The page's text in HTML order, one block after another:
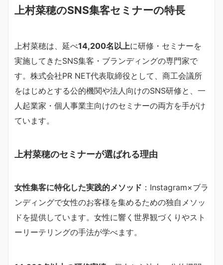
上村菜穂のSNS集客セミナーの特長
上村菜穂は、延べ14,200名以上に研修・セミナーを
実施してきたSNS集客・ブランディングの専門家で
す。株式会社PR NET代表取締役として、商工会議所
をはじめとする公的機関や法人向けのSNS研修と、一
人起業家・個人事業主向けのセミナーの両方を手がけ
ています。
上村菜穂のセミナーが選ばれる理由
女性集客に特化した実践的メソッド ：Instagram×ブラ
ンディングで女性のお客様を集めるための独自メソッ
ドを提供しています。女性に響く世界観づくりやスト
ーリーテリングの手法が学べます。